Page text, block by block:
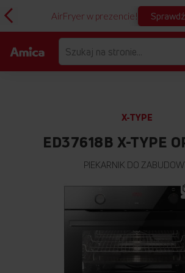
AirFryer w prezencie! Sprawdź
X-TYPE
ED37618B X-TYPE
PIEKARNIK DO